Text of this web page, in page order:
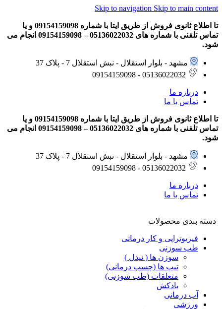
Skip to navigation Skip to main content
تا اطلاع ثانوی فروش از طریق ایتا با شماره 09154159098 و یا
تماس تلفنی با شماره های 05136022032 – 09154159098 انجام می
شود.
مشهد - بلوار استقلال - نبش استقلال 7 - پلاک 37
05136022032 - 09154159098
درباره ما
تماس با ما
تا اطلاع ثانوی فروش از طریق ایتا با شماره 09154159098 و یا
تماس تلفنی با شماره های 05136022032 – 09154159098 انجام می
شود.
مشهد - بلوار استقلال - نبش استقلال 7 - پلاک 37
05136022032 - 09154159098
درباره ما
تماس با ما
دسته بندی محصولات
فیزیوتراپی و کار درمانی
طب سوزنی
سوزن ها ( نیدل )
تیپ ها (چسب درمانی)
متعلقات (طب سوزنی)
بادکش
آب درمانی
ورزشی